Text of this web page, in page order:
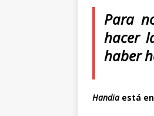
Para
hacer
haber
Handiaestá en